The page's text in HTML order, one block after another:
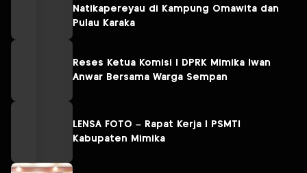
Natikapereyau di Kampung Omawita dan
Pulau Karaka
Reses Ketua Komisi I DPRK Mimika Iwan
Anwar Bersama Warga Sempan
LENSA FOTO – Rapat Kerja I PSMTI
Kabupaten Mimika